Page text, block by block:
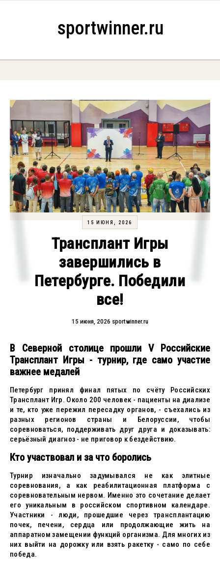
sportwinner.ru
15 ИЮНЯ, 2026
Трансплант Игры
завершились в
Петербурге. Победили
все!
15 июня, 2026 sportwinner.ru
В Северной столице прошли V Российские
Трансплант Игры - турнир, где само участие
важнее медалей
Петербург принял финал пятых по счёту Российских
Трансплант Игр. Около 200 человек - пациенты на диализе
и те, кто уже пережил пересадку органов, - съехались из
разных регионов страны и Белоруссии, чтобы
соревноваться, поддерживать друг друга и доказывать:
серьёзный диагноз - не приговор к бездействию.
Кто участвовал и за что боролись
Турнир изначально задумывался не как элитные
соревнования, а как реабилитационная платформа с
соревновательным нервом. Именно это сочетание делает
его уникальным в российском спортивном календаре.
Участники - люди, прошедшие через трансплантацию
почек, печени, сердца или продолжающие жить на
аппаратном замещении функций организма. Для многих из
них выйти на дорожку или взять ракетку - само по себе
победа.